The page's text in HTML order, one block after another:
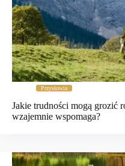
Przysłowia
Jakie trudności mogą grozić
wzajemnie wspomaga?